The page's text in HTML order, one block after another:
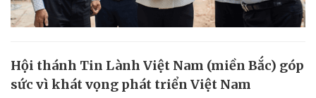
Hội thánh Tin Lành Việt Nam (miền Bắc) góp
sức vì khát vọng phát triển Việt Nam